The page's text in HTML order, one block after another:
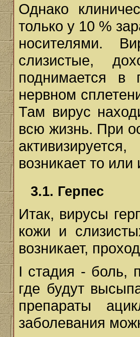
Однако
только у 10 %
носителями.
слизистые,
поднимается в
нервном
Там вирус
всю жизнь. При
возникает то
3.1. Герпес
Итак, вирусы
кожи и
возникает,
I стадия - боль,
где будут
препараты
заболевания